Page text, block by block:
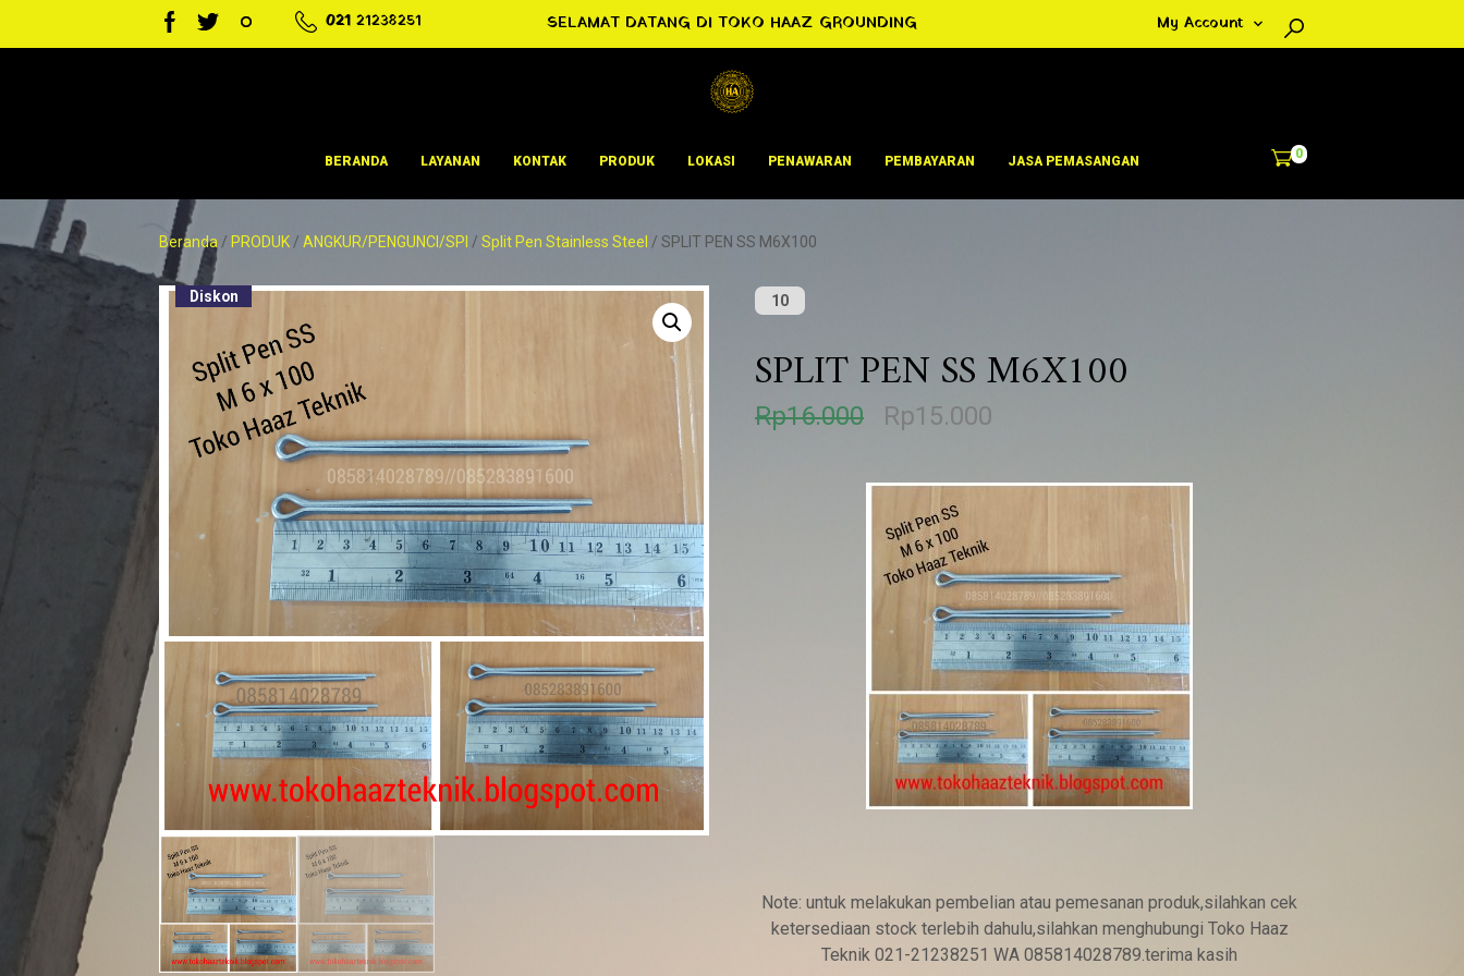
021 21238251 SELAMAT DATANG DI TOKO HAAZ GROUNDING My Account
0
BERANDA LAYANAN KONTAK PRODUK LOKASI PENAWARAN PEMBAYARAN JASA PEMASANGAN
Beranda/ PRODUK/ANGKUR/PENGUNCI/SPI /Split Pen Stainless Steel / SPLIT PEN SS M6X100
Diskon 10
SPLIT PEN SS M6X100
Rp16.000
H
r
a
i
n
a
a
l
Rp15.000
r
s
a
a
t
i
n
i
a
l
Note: untuk melakukan pembelian atau pemesanan produk,silahkan cek
ketersediaan stock terlebih dahulu,silahkan menghubungi Toko Haaz
Teknik 021-21238251 WA 085814028789.terima kasih